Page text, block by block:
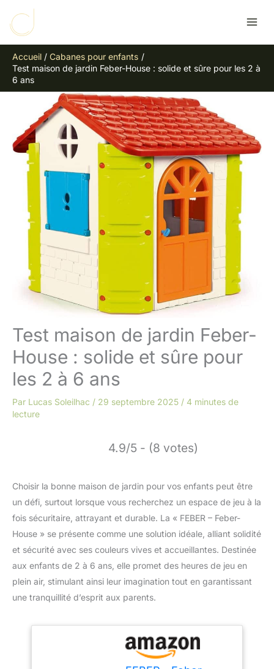
contenu
Accueil
Cabanes pour enfants
Test maison de jardin Feber-House : solide et sûre pour les 2 à
6 ans
Test maison de jardin Feber-
House : solide et sûre pour
les 2 à 6 ans
Par Lucas Soleilhac / 29 septembre 2025 / 4 minutes de
lecture
4.9/5 - (8 votes)
Choisir la bonne maison de jardin pour vos enfants peut être
un défi, surtout lorsque vous recherchez un espace de jeu à la
fois sécuritaire, attrayant et durable. La « FEBER – Feber-
House » se présente comme une solution idéale, alliant solidité
et sécurité avec ses couleurs vives et accueillantes. Destinée
aux enfants de 2 à 6 ans, elle promet des heures de jeu en
plein air, stimulant ainsi leur imagination tout en garantissant
une tranquillité d’esprit aux parents.
e
h
e
r
e